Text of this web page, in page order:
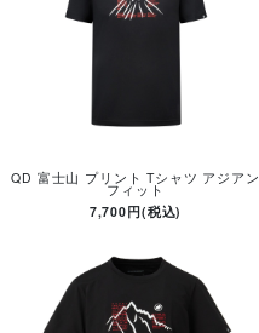
QD 富士山 プリント Tシャツ アジアン
フィット
7,700円(税込)